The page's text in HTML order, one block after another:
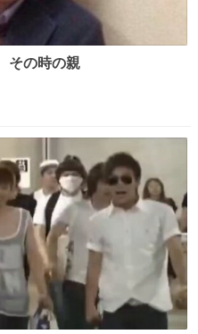
の時の親